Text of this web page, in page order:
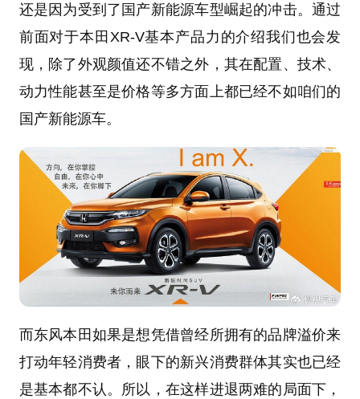
还是因为受到了国产新能源车型崛起的冲击。通过
前面对于本田XR-V基本产品力的介绍我们也会发
现，除了外观颜值还不错之外，其在配置、技术、
动力性能甚至是价格等多方面上都已经不如咱们的
国产新能源车。
而东风本田如果是想凭借曾经所拥有的品牌溢价来
打动年轻消费者，眼下的新兴消费群体其实也已经
是基本都不认。所以，在这样进退两难的局面下，